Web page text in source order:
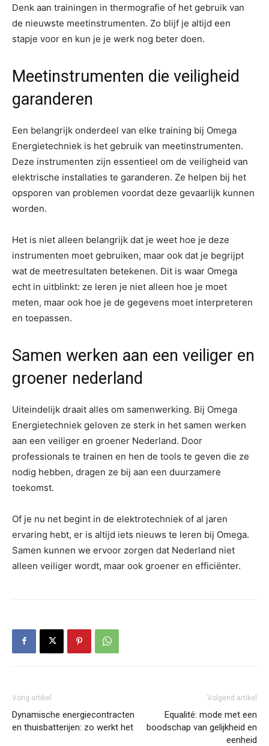
Denk aan trainingen in thermografie of het gebruik van
de nieuwste meetinstrumenten. Zo blijf je altijd een
stapje voor en kun je je werk nog beter doen.
Meetinstrumenten die veiligheid
garanderen
Een belangrijk onderdeel van elke training bij Omega
Energietechniek is het gebruik van meetinstrumenten.
Deze instrumenten zijn essentieel om de veiligheid van
elektrische installaties te garanderen. Ze helpen bij het
opsporen van problemen voordat deze gevaarlijk kunnen
worden.
Het is niet alleen belangrijk dat je weet hoe je deze
instrumenten moet gebruiken, maar ook dat je begrijpt
wat de meetresultaten betekenen. Dit is waar Omega
echt in uitblinkt: ze leren je niet alleen hoe je moet
meten, maar ook hoe je de gegevens moet interpreteren
en toepassen.
Samen werken aan een veiliger en
groener nederland
Uiteindelijk draait alles om samenwerking. Bij Omega
Energietechniek geloven ze sterk in het samen werken
aan een veiliger en groener Nederland. Door
professionals te trainen en hen de tools te geven die ze
nodig hebben, dragen ze bij aan een duurzamere
toekomst.
Of je nu net begint in de elektrotechniek of al jaren
ervaring hebt, er is altijd iets nieuws te leren bij Omega.
Samen kunnen we ervoor zorgen dat Nederland niet
alleen veiliger wordt, maar ook groener en efficiënter.
Vorig artikel
Dynamische energiecontracten
en thuisbatterijen: zo werkt het
Volgend artikel
Equalité: mode met een
boodschap van gelijkheid en
eenheid